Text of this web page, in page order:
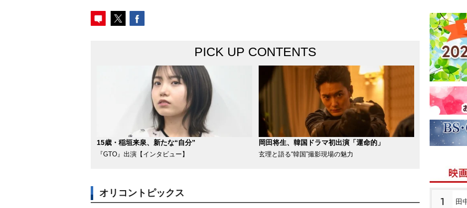
PICK UP CONTENTS
15歳・稲垣来泉、新たな“自分”
『GTO』出演【インタビュー】
岡田将生、韓国ドラマ初出演「運命的」
玄理と語る“韓国”撮影現場の魅力
オリコントピックス
1 田